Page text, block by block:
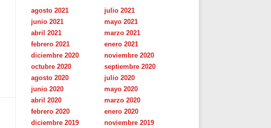
agosto 2021
julio 2021
junio 2021
mayo 2021
abril 2021
marzo 2021
febrero 2021
enero 2021
diciembre 2020
noviembre 2020
octubre 2020
septiembre 2020
agosto 2020
julio 2020
junio 2020
mayo 2020
abril 2020
marzo 2020
febrero 2020
enero 2020
diciembre 2019
noviembre 2019